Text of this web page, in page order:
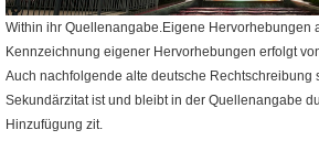
Within ihr Quellenangabe.Eigene Hervorhebungen
Kennzeichnung eigener Hervorhebungen erfolgt
Auch nachfolgende alte deutsche Rechtschreibung
Sekundärzitat ist und bleibt in der Quellenangabe
Hinzufügung zit.